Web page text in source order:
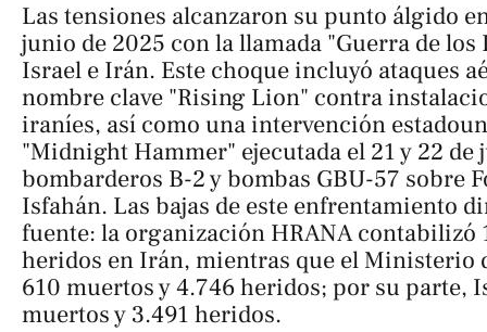
Las tensiones alcanzaron su punto álgido
junio de 2025 con la llamada "Guerra de los
Israel e Irán. Este choque incluyó ataques
nombre clave "Rising Lion" contra
iraníes, así como una intervención
"Midnight Hammer" ejecutada el 21 y 22 de
bombarderos B-2 y bombas GBU-57 sobre
Isfahán. Las bajas de este enfrentamiento
fuente: la organización HRANA contabilizó
heridos en Irán, mientras que el Ministerio
610 muertos y 4.746 heridos; por su parte,
muertos y 3.491 heridos.